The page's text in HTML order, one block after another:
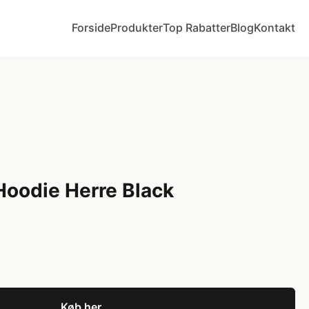
ForsideProdukterTop RabatterBlogKontakt
Herre Black